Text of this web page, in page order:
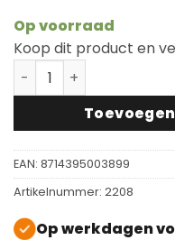
Op voorraad
Koop dit product en
Blue Dolphin
EAN: 8714395003899
Artikelnummer: 2208
Op werkdagen